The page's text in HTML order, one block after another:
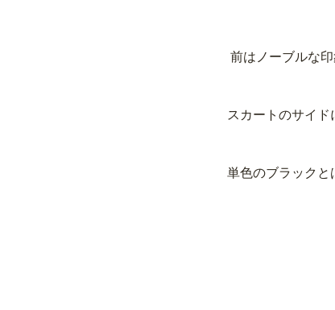
前はノーブルな
スカートのサイド
単色のブラックと